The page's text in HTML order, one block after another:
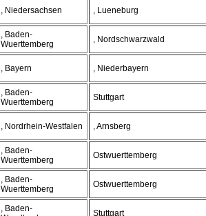
, Niedersachsen , Lueneburg
, Baden-
Wuerttemberg
, Nordschwarzwald
, Bayern , Niederbayern
, Baden-
Wuerttemberg
Stuttgart
, Nordrhein-Westfalen , Arnsberg
, Baden-
Wuerttemberg
Ostwuerttemberg
, Baden-
Wuerttemberg
Ostwuerttemberg
, Baden-
Stuttgart